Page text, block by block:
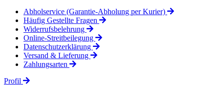
Abholservice (Garantie-Abholung per Kurier)
Häufig Gestellte Fragen
Widerrufsbelehrung
Online-Streitbeilegung
Datenschutzerklärung
Versand & Lieferung
Zahlungsarten
Profil